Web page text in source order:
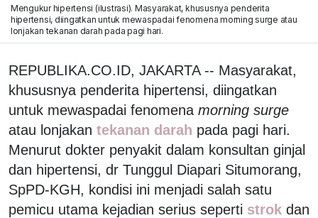
Mengukur hipertensi (ilustrasi). Masyarakat, khususnya penderita
hipertensi, diingatkan untuk mewaspadai fenomena morning surge atau
lonjakan tekanan darah pada pagi hari.
REPUBLIKA.CO.ID, JAKARTA -- Masyarakat,
khususnya penderita hipertensi, diingatkan
untuk mewaspadai fenomena morning surge
atau lonjakan tekanan darah pada pagi hari.
Menurut dokter penyakit dalam konsultan ginjal
dan hipertensi, dr Tunggul Diapari Situmorang,
SpPD-KGH, kondisi ini menjadi salah satu
pemicu utama kejadian serius seperti strok dan